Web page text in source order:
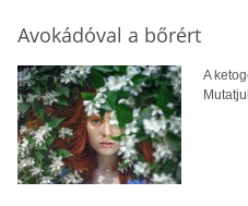
Avokádóval a bőrért
A